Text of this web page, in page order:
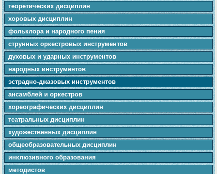
теоретических дисциплин
хоровых дисциплин
фольклора и народного пения
cтpунныx оркестровых инструментов
духовых и ударных инструментов
народных инструментов
эстрадно-джазовых инструментов
ансамблей и оркестров
хореографических дисциплин
театральных дисциплин
художественных дисциплин
общеобразовательных дисциплин
инклюзивного образования
методистов